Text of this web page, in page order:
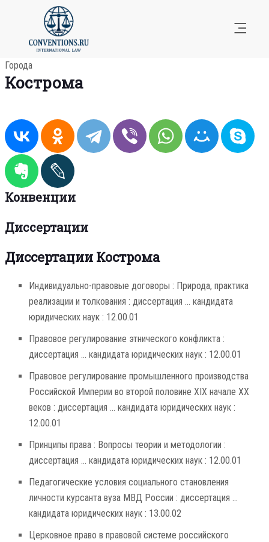
Города
Кострома
Конвенции
Диссертации
Диссертации Кострома
Индивидуально-правовые договоры : Природа, практика
реализации и толкования : диссертация ... кандидата
юридических наук : 12.00.01
Правовое регулирование этнического конфликта :
диссертация ... кандидата юридических наук : 12.00.01
Правовое регулирование промышленного производства
Российской Империи во второй половине XIX начале XX
веков : диссертация ... кандидата юридических наук :
12.00.01
Принципы права : Вопросы теории и методологии :
диссертация ... кандидата юридических наук : 12.00.01
Педагогические условия социального становления
личности курсанта вуза МВД России : диссертация ...
кандидата юридических наук : 13.00.02
Церковное право в правовой системе российского